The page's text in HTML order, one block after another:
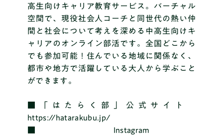
高生向けキャリア教育サービス。バーチャル
空間で、現役社会人コーチと同世代の熱い仲
間と社会について考えを深める中高生向けキ
ャリアのオンライン部活です。全国どこから
でも参加可能！住んでいる地域に関係なく、
都市や地方で活躍している大人から学ぶこと
ができます。
■「はたらく部」公式サイト
https://hatarakubu.jp/
■ Instagram